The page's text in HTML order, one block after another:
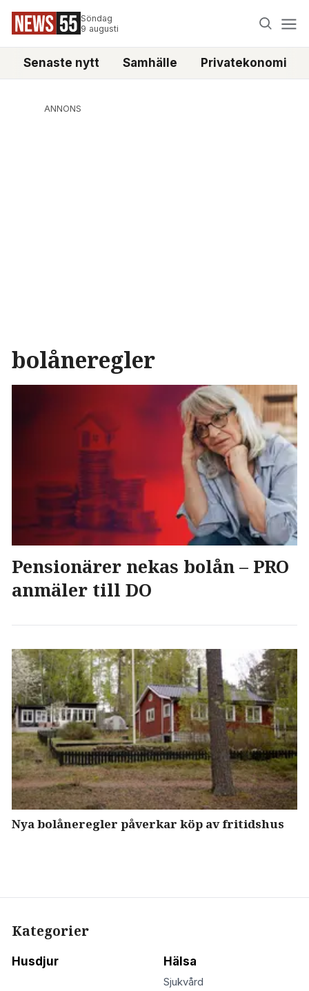
Söndag
9 augusti
Senaste nytt Samhälle Privatekonomi
ANNONS
bolåneregler
Pensionärer nekas bolån – PRO
anmäler till DO
Nya bolåneregler påverkar köp av fritidshus
Kategorier
Husdjur Hälsa
Sjukvård